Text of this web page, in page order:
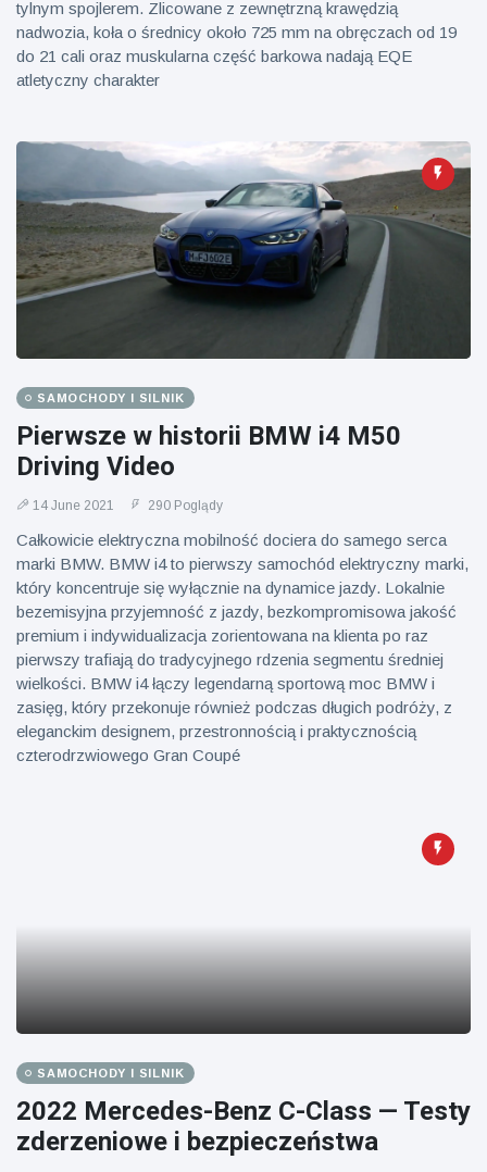
tylnym spojlerem. Zlicowane z zewnętrzną krawędzią
nadwozia, koła o średnicy około 725 mm na obręczach od 19
do 21 cali oraz muskularna część barkowa nadają EQE
atletyczny charakter
SAMOCHODY I SILNIK
Pierwsze w historii BMW i4 M50
Driving Video
14 June 2021 290 Poglądy
Całkowicie elektryczna mobilność dociera do samego serca
marki BMW. BMW i4 to pierwszy samochód elektryczny marki,
który koncentruje się wyłącznie na dynamice jazdy. Lokalnie
bezemisyjna przyjemność z jazdy, bezkompromisowa jakość
premium i indywidualizacja zorientowana na klienta po raz
pierwszy trafiają do tradycyjnego rdzenia segmentu średniej
wielkości. BMW i4 łączy legendarną sportową moc BMW i
zasięg, który przekonuje również podczas długich podróży, z
eleganckim designem, przestronnością i praktycznością
czterodrzwiowego Gran Coupé
SAMOCHODY I SILNIK
2022 Mercedes-Benz C-Class — Testy
zderzeniowe i bezpieczeństwa